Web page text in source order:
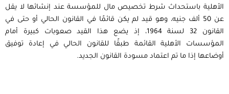
الأهلية باستحداث شرط تخصيص مال للمؤسسة عند إنشائها لا يقل
عن 50 ألف جنيه، وهو قيد لم يكن قائمًا في القانون الحالي أو حتى في
القانون 32 لسنة 1964، إذ يضع هذا القيد صعوبات كبيرة أمام
المؤسسات الأهلية القائمة طبقًا للقانون الحالي في إعادة توفيق
أوضاعها إذا ما تم اعتماد مسودة القانون الجديد.